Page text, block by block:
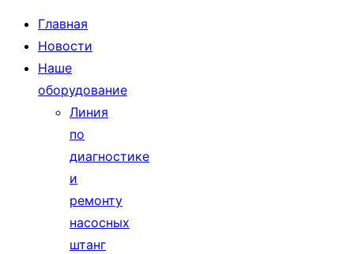
Главная
Новости
Наше
оборудование
Линия
по
диагностике
и
ремонту
насосных
штанг